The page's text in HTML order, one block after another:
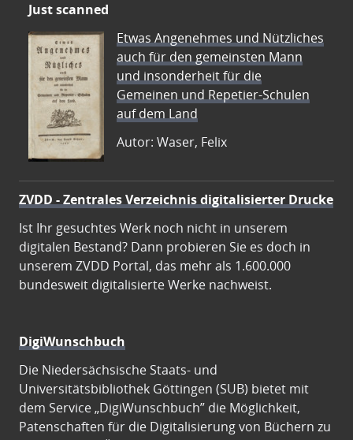
Just scanned
Etwas Angenehmes und Nützliches
auch für den gemeinsten Mann
und insonderheit für die
Gemeinen und Repetier-Schulen
auf dem Land
Autor: Waser, Felix
ZVDD - Zentrales Verzeichnis digitalisierter Drucke
Ist Ihr gesuchtes Werk noch nicht in unserem
digitalen Bestand? Dann probieren Sie es doch in
unserem ZVDD Portal, das mehr als 1.600.000
bundesweit digitalisierte Werke nachweist.
DigiWunschbuch
Die Niedersächsische Staats- und
Universitätsbibliothek Göttingen (SUB) bietet mit
dem Service „DigiWunschbuch” die Möglichkeit,
Patenschaften für die Digitalisierung von Büchern zu